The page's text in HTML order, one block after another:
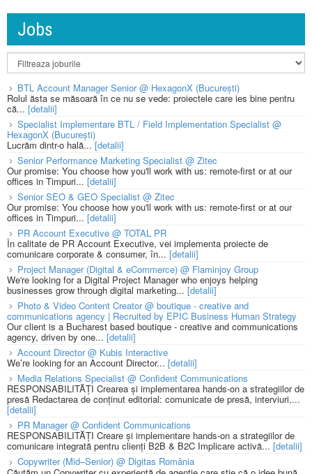
Jobs
BTL Account Manager Senior @ HexagonX (București)
Rolul ăsta se măsoară în ce nu se vede: proiectele care ies bine pentru
că... [detalii]
Specialist Implementare BTL / Field Implementation Specialist @
HexagonX (București)
Lucrăm dintr-o hală...[detalii]
Senior Performance Marketing Specialist @ Zitec
Our promise: You choose how you'll work with us: remote-first or at our
offices in Timpuri... [detalii]
Senior SEO & GEO Specialist @ Zitec
Our promise: You choose how you'll work with us: remote-first or at our
offices in Timpuri... [detalii]
PR Account Executive @ TOTAL PR
În calitate de PR Account Executive, vei implementa proiecte de
comunicare corporate & consumer, în... [detalii]
Project Manager (Digital & eCommerce) @ Flaminjoy Group
We're looking for a Digital Project Manager who enjoys helping
businesses grow through digital marketing... [detalii]
Photo & Video Content Creator @ boutique - creative and
communications agency | Recruited by EPIC Business Human Strategy
Our client is a Bucharest based boutique - creative and communications
agency, driven by one... [detalii]
Account Director @ Kubis Interactive
We’re looking for an Account Director... [detalii]
Media Relations Specialist @ Confident Communications
RESPONSABILITĂȚI Crearea și implementarea hands-on a strategiilor de
presă Redactarea de conținut editorial: comunicate de presă, interviuri,...
[detalii]
PR Manager @ Confident Communications
RESPONSABILITĂȚI Creare și implementare hands-on a strategiilor de
comunicare integrată pentru clienți B2B & B2C Implicare activă... [detalii]
Copywriter (Mid–Senior) @ Digitas România